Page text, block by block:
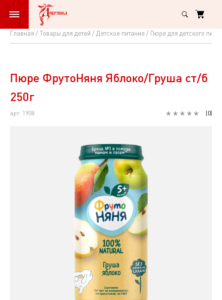
Главная Товары для детей Детское питание Пюре для детского
Пюре
Яблоко/
Груша
ст/
Пюре ФрутоНяня Яблоко/Груша ст/б
250г
арт: 1908 (0)